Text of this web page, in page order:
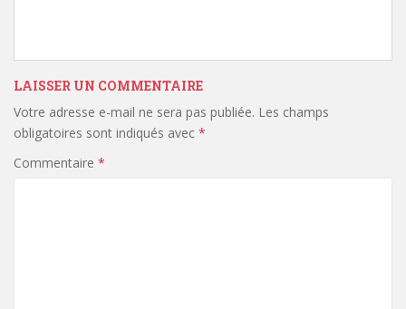
LAISSER UN COMMENTAIRE
Votre adresse e-mail ne sera pas publiée. Les champs
obligatoires sont indiqués avec *
Commentaire *